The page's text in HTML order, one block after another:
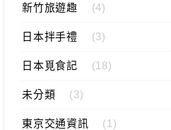
新竹旅遊趣 (4)
日本拌手禮 (3)
日本覓食記 (18)
未分類 (3)
東京交通資訊 (1)